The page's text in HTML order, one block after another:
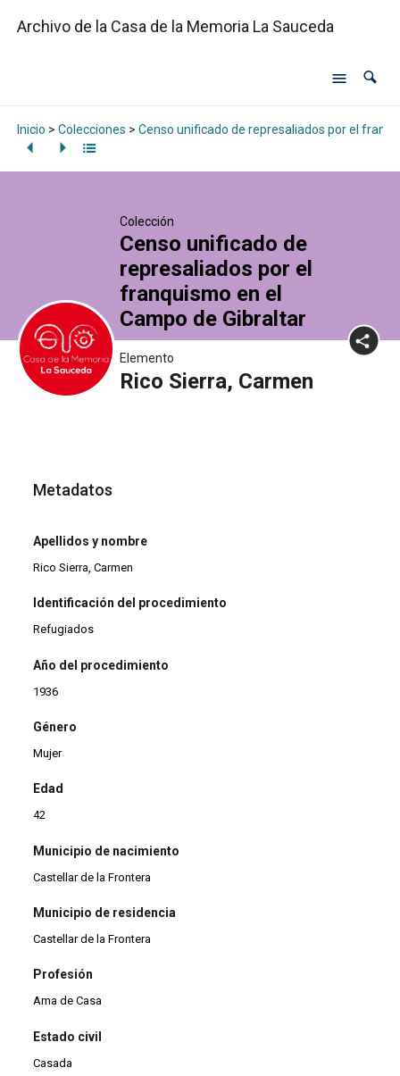
Archivo de la Casa de la Memoria La Sauceda
Inicio > Colecciones > Censo unificado de represaliados por el
Colección
Censo unificado de
represaliados por el
franquismo en el
Campo de Gibraltar
Elemento
Rico Sierra, Carmen
Metadatos
Apellidos y nombre
Rico Sierra, Carmen
Identificación del procedimiento
Refugiados
Año del procedimiento
1936
Género
Mujer
Edad
42
Municipio de nacimiento
Castellar de la Frontera
Municipio de residencia
Castellar de la Frontera
Profesión
Ama de Casa
Estado civil
Casada